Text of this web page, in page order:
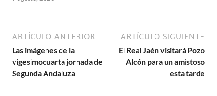
ARTÍCULO ANTERIOR
Las imágenes de la
vigesimocuarta jornada de
Segunda Andaluza
ARTÍCULO SIGUIENTE
El Real Jaén visitará Pozo
Alcón para un amistoso
esta tarde